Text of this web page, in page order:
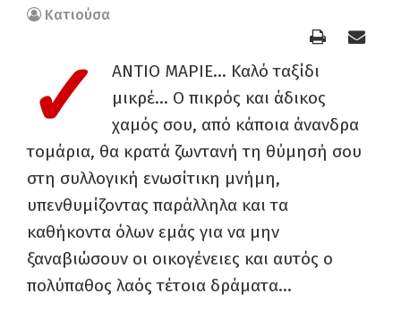
Κατιούσα
✓
ΑΝΤΙΟ ΜΑΡΙΕ… Καλό ταξίδι
μικρέ… Ο πικρός και άδικος
χαμός σου, από κάποια άνανδρα
τομάρια, θα κρατά ζωντανή τη θύμησή σου
στη συλλογική ενωσίτικη μνήμη,
υπενθυμίζοντας παράλληλα και τα
καθήκοντα όλων εμάς για να μην
ξαναβιώσουν οι οικογένειες και αυτός ο
πολύπαθος λαός τέτοια δράματα…